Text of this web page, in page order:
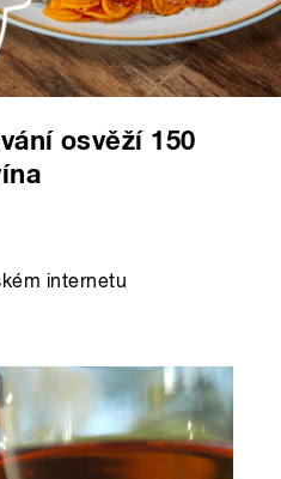
osvěží 150
internetu